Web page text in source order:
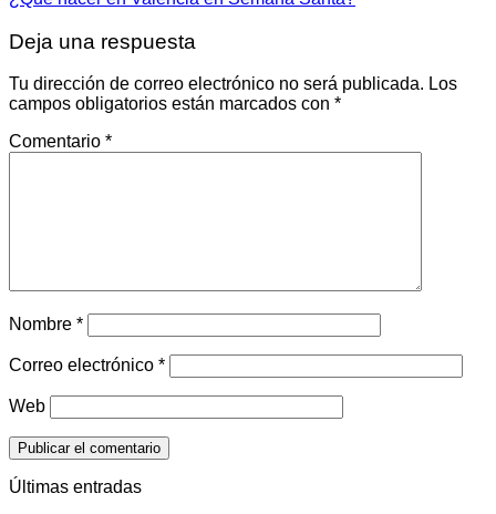
Deja una respuesta
Tu dirección de correo electrónico no será publicada. Los
campos obligatorios están marcados con *
Comentario *
Nombre *
Correo electrónico *
Web
Últimas entradas